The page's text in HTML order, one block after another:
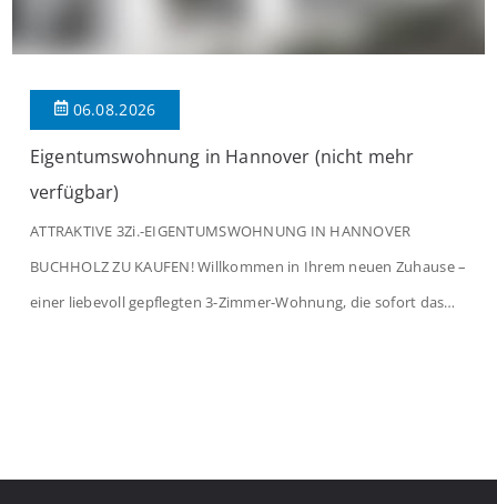
06.08.2026
Eigentumswohnung in Hannover (nicht mehr
verfügbar)
ATTRAKTIVE 3Zi.-EIGENTUMSWOHNUNG IN HANNOVER
BUCHHOLZ ZU KAUFEN! Willkommen in Ihrem neuen Zuhause –
einer liebevoll gepflegten 3-Zimmer-Wohnung, die sofort das